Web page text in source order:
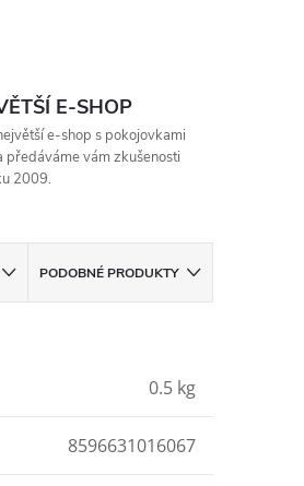
E-SHOP
e-shop s pokojovkami
předáváme vám zkušenosti
2009.
PODOBNÉ PRODUKTY
0.5 kg
8596631016067